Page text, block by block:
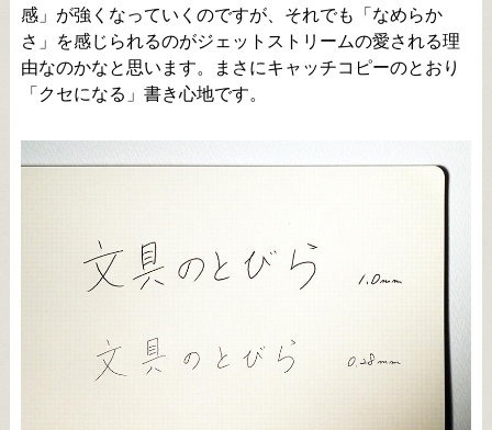
感」が強くなっていくのですが、それでも「なめらか
さ」を感じられるのがジェットストリームの愛される理
由なのかなと思います。まさにキャッチコピーのとおり
「クセになる」書き心地です。